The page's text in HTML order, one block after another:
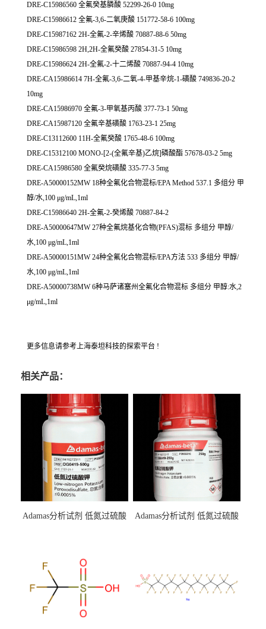
DRE-C15986560 全氟癸基膦酸 52299-26-0 10mg
DRE-C15986612 全氟-3,6-二氧庚酸 151772-58-6 100mg
DRE-C15987162 2H-全氟-2-辛烯酸 70887-88-6 50mg
DRE-C15986598 2H,2H-全氟癸酸 27854-31-5 10mg
DRE-C15986624 2H-全氟-2-十二烯酸 70887-94-4 10mg
DRE-CA15986614 7H-全氟-3,6-二氧-4-甲基辛烷-1-磺酸 749836-20-2
10mg
DRE-CA15986970 全氟-3-甲氧基丙酸 377-73-1 50mg
DRE-CA15987120 全氟辛基磺酸 1763-23-1 25mg
DRE-C13112600 11H-全氟癸酸 1765-48-6 100mg
DRE-C15312100 MONO-[2-(全氟辛基)乙烷]磷酸酯 57678-03-2 5mg
DRE-CA15986580 全氟癸烷磺酸 335-77-3 5mg
DRE-A50000152MW 18种全氟化合物混标/EPA Method 537.1 多组分 甲
醇/水,100 μg/mL,1ml
DRE-C15986640 2H-全氟-2-癸烯酸 70887-84-2
DRE-A50000647MW 27种全氟烷基化合物(PFAS)混标 多组分 甲醇/
水,100 μg/mL,1ml
DRE-A50000151MW 24种全氟化合物混标/EPA方法 533 多组分 甲醇/
水,100 μg/mL,1ml
DRE-A50000738MW 6种马萨诸塞州全氟化合物混标 多组分 甲醇:水,2
μg/mL,1ml
更多信息请参考上海泰坦科技的探索平台 !
相关产品：
Adamas分析试剂 低氮过硫酸
（泰坦现货供应）
Adamas分析试剂 低氮过硫酸